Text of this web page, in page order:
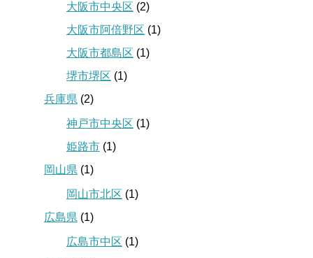
大阪市中央区 (2)
大阪市阿倍野区 (1)
大阪市都島区 (1)
堺市堺区 (1)
兵庫県 (2)
神戸市中央区 (1)
姫路市 (1)
岡山県 (1)
岡山市北区 (1)
広島県 (1)
広島市中区 (1)